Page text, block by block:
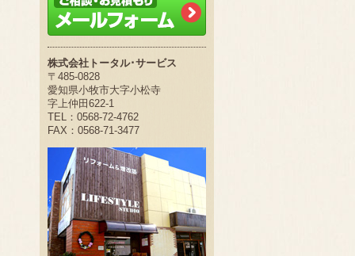
株式会社トータル･サービス
〒485-0828
愛知県小牧市大字小松寺
字上仲田622-1
TEL：0568-72-4762
FAX：0568-71-3477